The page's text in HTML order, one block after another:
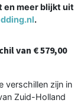
en meer blijkt uit
.
van € 579,00
verschillen zijn in
Zuid-Holland